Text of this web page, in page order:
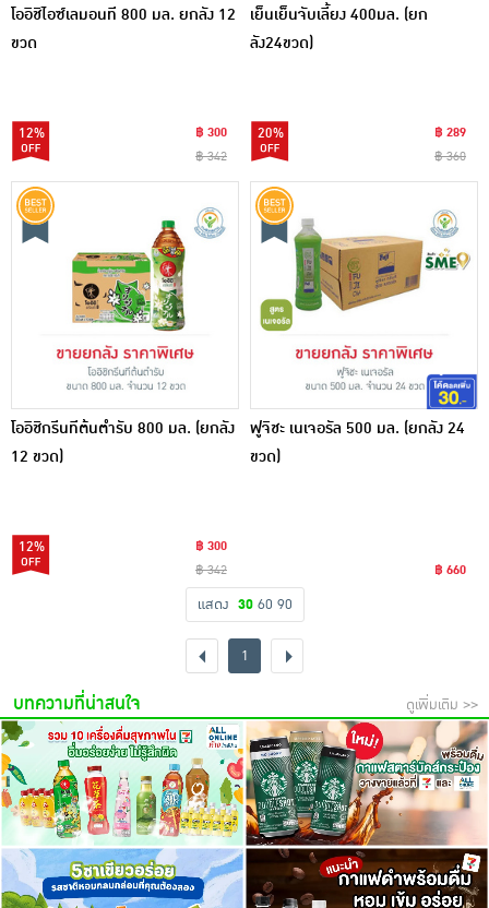
โออิชิไอซ์เลมอนที 800 มล. ยกลัง 12
ขวด
12%
฿ 300
฿ 342
เย็นเย็นจับเลี้ยง 400มล. (ยก
ลัง24ขวด)
20%
฿ 289
฿ 360
โออิชิกรีนทีต้นตำรับ 800 มล. (ยกลัง
12 ขวด)
12%
฿ 300
฿ 342
ฟูจิชะ เนเจอรัล 500 มล. (ยกลัง 24
ขวด)
฿ 660
แสดง 30 60 90
1
บทความที่น่าสนใจ ดูเพิ่มเติม >>